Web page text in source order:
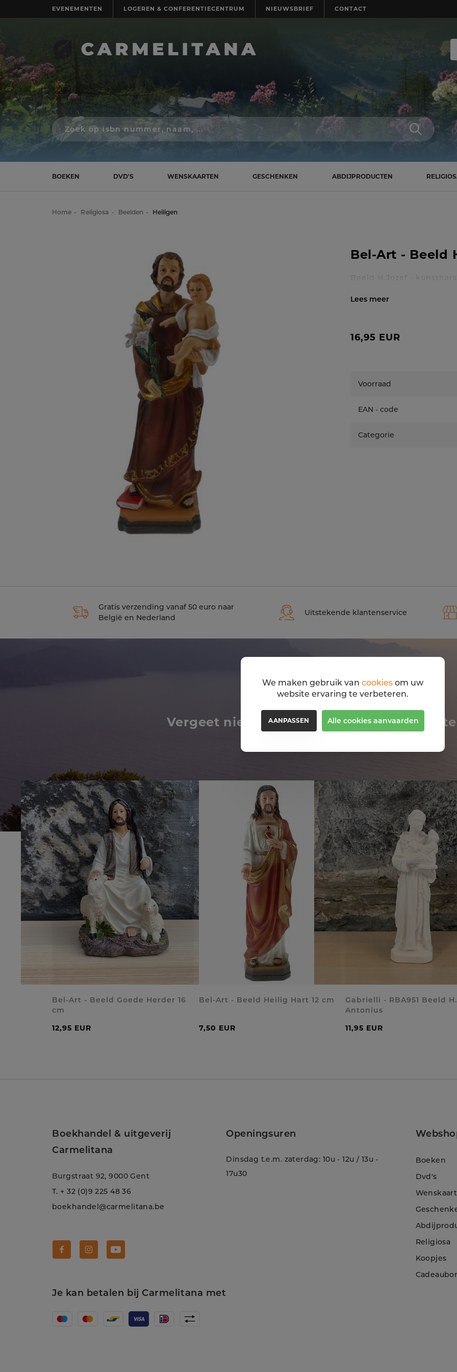
EVENEMENTEN LOGEREN & CONFERENTIECENTRUM NIEUWSBRIEF CONTACT
Zoek
op
isbn
schrijver,
naam
BOEKEN DVD'S WENSKAARTEN GESCHENKEN ABDIJPRODUCTEN
Home Religiosa Beelden Heiligen
Bel-Art - Beeld
Beeld H.Jozef - kunsthars
16,95 EUR
Voorraad
EAN - code
Categorie
Gratis verzending vanaf 50 euro naar
België en Nederland
Uitstekende klantenservice
Vergeet niet om deze religiosa ook eens
Bel-Art - Beeld Goede Herder 16
cm
12,95 EUR
Bel-Art - Beeld Heilig Hart 12 cm
7,50 EUR
Gabrielli - RBA951 Beeld H.
Antonius
11,95 EUR
Boekhandel & uitgeverij
Carmelitana
Burgstraat 92, 9000 Gent
T. + 32 (0)9 225 48 36
boekhandel@carmelitana.be
Openingsuren
Dinsdag t.e.m. zaterdag: 10u - 12u / 13u -
17u30
Je kan betalen bij Carmelitana met
Boeken
Dvd's
Religiosa
Koopjes
We maken gebruik van cookies om uw
website ervaring te verbeteren.
AANPASSEN Alle cookies aanvaarden